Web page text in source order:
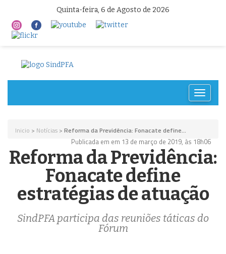
Quinta-feira, 6 de Agosto de 2026
Toggle
Inicio > Notícias > Reforma da Previdência: Fonacate define...
Publicada em em 13 de março de 2019, às 18h06
Reforma da Previdência:
Fonacate define
estratégias de atuação
SindPFA participa das reuniões táticas do
Fórum